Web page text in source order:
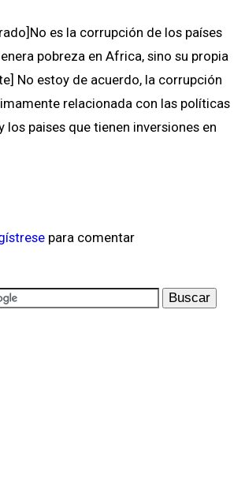
es la corrupción de los países
pobreza en Africa, sino su propia
No estoy de acuerdo, la corrupción
relacionada con las políticas
los paises que tienen inversiones en
para comentar